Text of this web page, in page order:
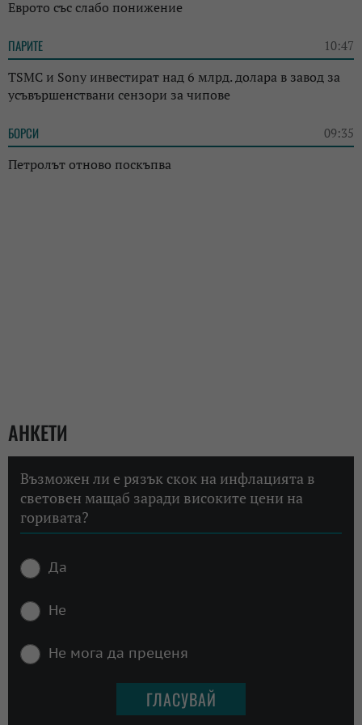
Еврото със слабо понижение
ПАРИТЕ 10:47
TSMC и Sony инвестират над 6 млрд. долара в завод за
усъвършенствани сензори за чипове
БОРСИ 09:35
Петролът отново поскъпва
АНКЕТИ
Възможен ли е рязък скок на инфлацията в
световен мащаб заради високите цени на
горивата?
Да
Не
Не мога да преценя